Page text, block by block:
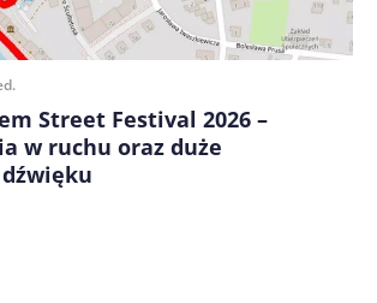
Street Festival 2026 –
w ruchu oraz duże